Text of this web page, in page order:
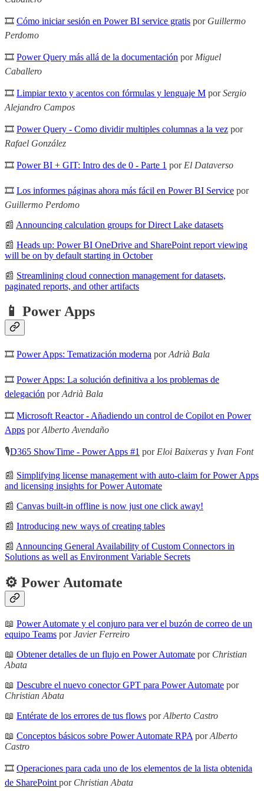
🎞 Cómo iniciar sesión en Power BI service gratis por Guillermo
Perdomo
🎞 Power Query más allá de la documentación por Miguel
Caballero
🎞 Limpiar texto y acentos con fórmulas y lenguaje M porSergio
Alejandro Campos
🎞 Power Query - Como dividir multiples columnas a la vez por
Rafael González
🎞 Power BI + GIT: Intro des de 0 - Parte 1 por El Dataverso
🎞 Los informes páginas ahora más fácil en Power BI Service por
Guillermo Perdomo
📰 Announcing calculation groups for Direct Lake datasets
📰 Heads up: Power BI OneDrive and SharePoint report viewing
will be on by default starting in October
📰 Streamlining cloud connection management for datasets,
paginated reports, and other artifacts
📱 Power Apps
🎞 Power Apps: Tematización moderna porAdrià Bala
🎞 Power Apps: La solución definitiva a los problemas de
delegación porAdrià Bala
🎞 Microsoft Reactor - Añadiendo un control de Copilot en Power
Apps porAlberto Avendaño
🎙D365 ShowTime - Power Apps #1 por Eloi Baixeras y Ivan Font
📰 Simplifying license management with auto-claim for Power Apps
and licensing insights for Power Automate
📰 Canvas built-in offline is now just one click away!
📰 Introducing new ways of creating tables
📰 Announcing General Availability of Custom Connectors in
Solutions as well as Environment Variable Secrets
⚙️ Power Automate
📖 Power Automate y el conjuro para ver el buzón de correo de un
equipo Teams porJavier Ferreiro
📖 Obtener detalles de un flujo en Power Automate por Christian
Abata
📖 Descubre el nuevo conector GPT para Power Automate por
Christian Abata
📖 Entérate de los errores de tus flows porAlberto Castro
📖 Conceptos básicos sobre Power Automate RPA porAlberto
Castro
🎞 Operaciones para cada uno de los elementos de la lista obtenida
de SharePoint por Christian Abata